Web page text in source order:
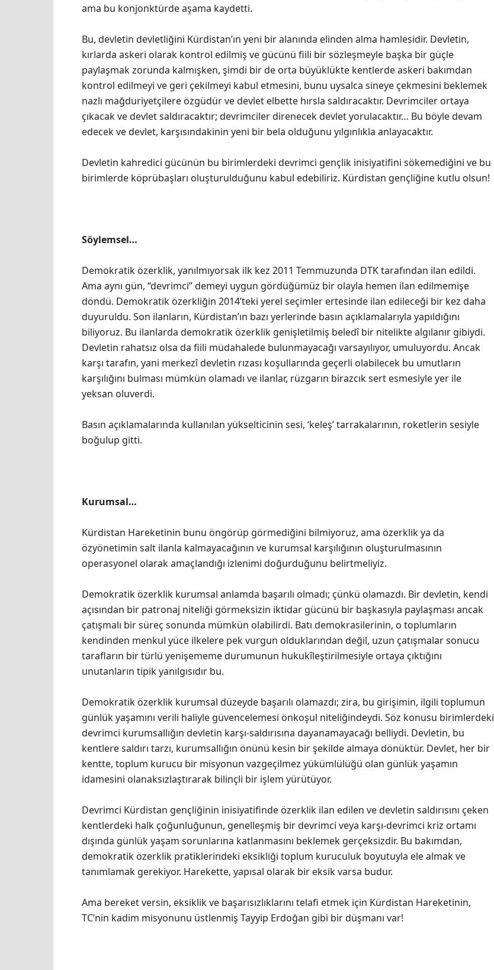
ama bu konjonktürde aşama kaydetti.
Bu, devletin devletliğini Kürdistan’ın yeni bir alanında elinden alma hamlesidir. Devletin,
kırlarda askeri olarak kontrol edilmiş ve gücünü fiili bir sözleşmeyle başka bir güçle
paylaşmak zorunda kalmışken, şimdi bir de orta büyüklükte kentlerde askeri bakımdan
kontrol edilmeyi ve geri çekilmeyi kabul etmesini, bunu uysalca sineye çekmesini beklemek
nazlı mağduriyetçilere özgüdür ve devlet elbette hırsla saldıracaktır. Devrimciler ortaya
çıkacak ve devlet saldıracaktır; devrimciler direnecek devlet yorulacaktır… Bu böyle devam
edecek ve devlet, karşısındakinin yeni bir bela olduğunu yılgınlıkla anlayacaktır.
Devletin kahredici gücünün bu birimlerdeki devrimci gençlik inisiyatifini sökemediğini ve bu
birimlerde köprübaşları oluşturulduğunu kabul edebiliriz. Kürdistan gençliğine kutlu olsun!
Söylemsel…
Demokratik özerklik, yanılmıyorsak ilk kez 2011 Temmuzunda DTK tarafından ilan edildi.
Ama aynı gün, “devrimci” demeyi uygun gördüğümüz bir olayla hemen ilan edilmemişe
döndü. Demokratik özerkliğin 2014’teki yerel seçimler ertesinde ilan edileceği bir kez daha
duyuruldu. Son ilanların, Kürdistan’ın bazı yerlerinde basın açıklamalarıyla yapıldığını
biliyoruz. Bu ilanlarda demokratik özerklik genişletilmiş beledî bir nitelikte algılanır gibiydi.
Devletin rahatsız olsa da fiili müdahalede bulunmayacağı varsayılıyor, umuluyordu. Ancak
karşı tarafın, yani merkezî devletin rızası koşullarında geçerli olabilecek bu umutların
karşılığını bulması mümkün olamadı ve ilanlar, rüzgarın birazcık sert esmesiyle yer ile
yeksan oluverdi.
Basın açıklamalarında kullanılan yükselticinin sesi, ‘keleş’ tarrakalarının, roketlerin sesiyle
boğulup gitti.
Kurumsal…
Kürdistan Hareketinin bunu öngörüp görmediğini bilmiyoruz, ama özerklik ya da
özyönetimin salt ilanla kalmayacağının ve kurumsal karşılığının oluşturulmasının
operasyonel olarak amaçlandığı izlenimi doğurduğunu belirtmeliyiz.
Demokratik özerklik kurumsal anlamda başarılı olmadı; çünkü olamazdı. Bir devletin, kendi
açısından bir patronaj niteliği görmeksizin iktidar gücünü bir başkasıyla paylaşması ancak
çatışmalı bir süreç sonunda mümkün olabilirdi. Batı demokrasilerinin, o toplumların
kendinden menkul yüce ilkelere pek vurgun olduklarından değil, uzun çatışmalar sonucu
tarafların bir türlü yenişememe durumunun hukukîleştirilmesiyle ortaya çıktığını
unutanların tipik yanılgısıdır bu.
Demokratik özerklik kurumsal düzeyde başarılı olamazdı; zira, bu girişimin, ilgili toplumun
günlük yaşamını verili haliyle güvencelemesi önkoşul niteliğindeydi. Söz konusu birimlerdeki
devrimci kurumsallığın devletin karşı-saldırısına dayanamayacağı belliydi. Devletin, bu
kentlere saldırı tarzı, kurumsallığın önünü kesin bir şekilde almaya dönüktür. Devlet, her bir
kentte, toplum kurucu bir misyonun vazgeçilmez yükümlülüğü olan günlük yaşamın
idamesini olanaksızlaştırarak bilinçli bir işlem yürütüyor.
Devrimci Kürdistan gençliğinin inisiyatifinde özerklik ilan edilen ve devletin saldırısını çeken
kentlerdeki halk çoğunluğunun, genelleşmiş bir devrimci veya karşı-devrimci kriz ortamı
dışında günlük yaşam sorunlarına katlanmasını beklemek gerçeksizdir. Bu bakımdan,
demokratik özerklik pratiklerindeki eksikliği toplum kuruculuk boyutuyla ele almak ve
tanımlamak gerekiyor. Harekette, yapısal olarak bir eksik varsa budur.
Ama bereket versin, eksiklik ve başarısızlıklarını telafi etmek için Kürdistan Hareketinin,
TC’nin kadim misyonunu üstlenmiş Tayyip Erdoğan gibi bir düşmanı var!